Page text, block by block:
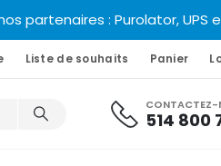
partenaires : Purolator, UPS
Liste de souhaits Panier
CONTACTEZ-
514 800